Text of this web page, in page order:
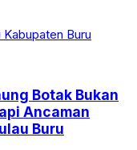
Botak Bukan
Ancaman
Buru